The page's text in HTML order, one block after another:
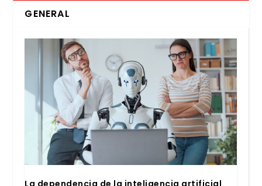
GENERAL
La depen­den­cia de la inte­li­gen­cia arti­fi­cial